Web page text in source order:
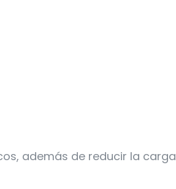
además de reducir la carga